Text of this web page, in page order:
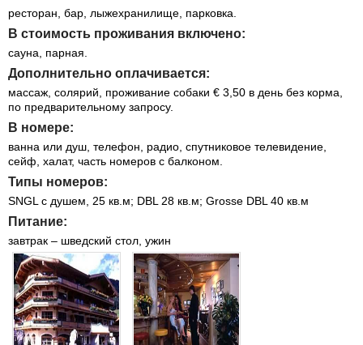
ресторан, бар, лыжехранилище, парковка.
В стоимость проживания включено:
сауна, парная.
Дополнительно оплачивается:
массаж, солярий, проживание собаки € 3,50 в день без корма,
по предварительному запросу.
В номере:
ванна или душ, телефон, радио, спутниковое телевидение,
сейф, халат, часть номеров с балконом.
Типы номеров:
SNGL с душем, 25 кв.м; DBL 28 кв.м; Grosse DBL 40 кв.м
Питание:
завтрак – шведский стол, ужин